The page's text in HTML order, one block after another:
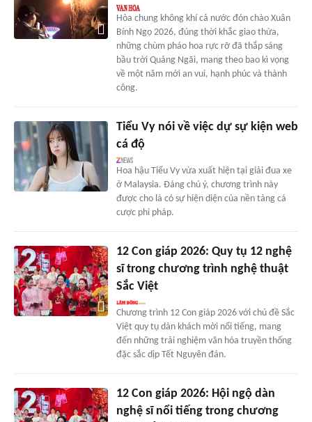
Hòa chung không khí cả nước đón chào Xuân
Bính Ngọ 2026, đúng thời khắc giao thừa,
những chùm pháo hoa rực rỡ đã thắp sáng
bầu trời Quảng Ngãi, mang theo bao kì vọng
về một năm mới an vui, hạnh phúc và thành
công.
Tiểu Vy nói về việc dự sự kiện web
cá độ
Hoa hậu Tiểu Vy vừa xuất hiện tại giải đua xe
ở Malaysia. Đáng chú ý, chương trình này
được cho là có sự hiện diện của nền tảng cá
cược phi pháp.
12 Con giáp 2026: Quy tụ 12 nghệ
sĩ trong chương trình nghệ thuật
Sắc Việt
Chương trình 12 Con giáp 2026 với chủ đề Sắc
Việt quy tụ dàn khách mời nổi tiếng, mang
đến những trải nghiệm văn hóa truyền thống
đặc sắc dịp Tết Nguyên đán.
12 Con giáp 2026: Hội ngộ dàn
nghệ sĩ nổi tiếng trong chương